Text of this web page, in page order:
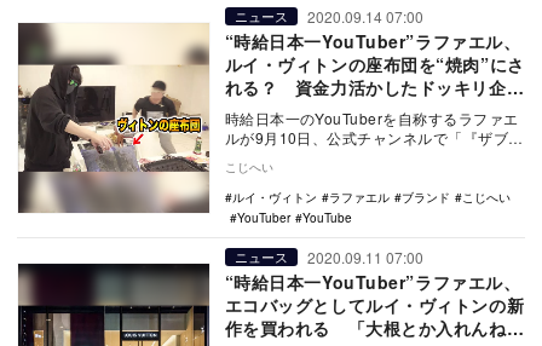
ニュース 2020.09.14 07:00
“時給日本一YouTuber”ラファエル、
ルイ・ヴィトンの座布団を“焼肉”にさ
れる？ 資金力活かしたドッキリ企画
続く
時給日本一のYouTuberを自称するラファエ
ルが9月10日、公式チャンネルで「『ザブト
ィ…
こじへい
ルイ・ヴィトン
ラファエル ブランド
こじへい
YouTuber
YouTube
ニュース 2020.09.11 07:00
“時給日本一YouTuber”ラファエル、
エコバッグとしてルイ・ヴィトンの新
作を買われる 「大根とか入れんねん